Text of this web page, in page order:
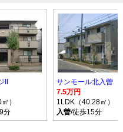
分
）
分
サンモール北入曽
7.5万円
1LDK（40.28㎡）
入曽/徒歩15分